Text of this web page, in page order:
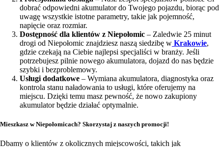
dobrać odpowiedni akumulator do Twojego pojazdu, biorąc pod
uwagę wszystkie istotne parametry, takie jak pojemność,
napięcie oraz rozmiar.
Dostępność dla klientów z Niepołomic – Zaledwie 25 minut
drogi od Niepołomic znajdziesz naszą siedzibę w Krakowie,
gdzie czekają na Ciebie najlepsi specjaliści w branży. Jeśli
potrzebujesz pilnie nowego akumulatora, dojazd do nas będzie
szybki i bezproblemowy.
Usługi dodatkowe – Wymiana akumulatora, diagnostyka oraz
kontrola stanu naładowania to usługi, które oferujemy na
miejscu. Dzięki temu masz pewność, że nowo zakupiony
akumulator będzie działać optymalnie.
Mieszkasz w Niepołomicach? Skorzystaj z naszych promocji!
Dbamy o klientów z okolicznych miejscowości, takich jak